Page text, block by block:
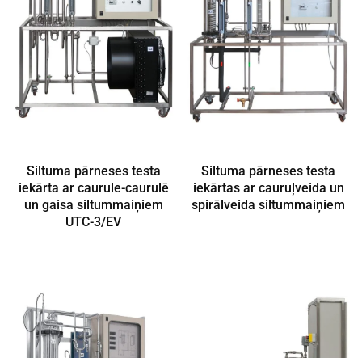
Siltuma pārneses testa
iekārta ar caurule-caurulē
un gaisa siltummaiņiem
UTC-3/EV
Siltuma pārneses testa
iekārtas ar cauruļveida un
spirālveida siltummaiņiem